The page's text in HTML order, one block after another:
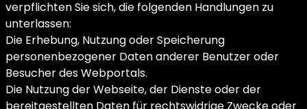
verpflichten Sie sich, die folgenden Handlungen zu
unterlassen:
Die Erhebung, Nutzung oder Speicherung
personenbezogener Daten anderer Benutzer oder
Besucher des Webportals.
Die Nutzung der Webseite, der Dienste oder der